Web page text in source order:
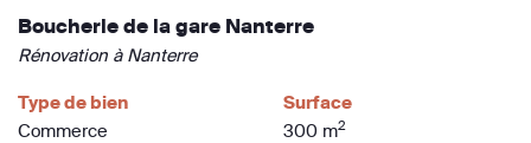
Boucherie de la gare Nanterre
Rénovation à Nanterre
Type de bien
Commerce
Surface
300 m2